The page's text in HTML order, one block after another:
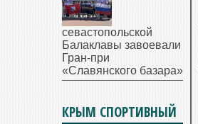
севастопольской
Балаклавы завоевали
Гран-при
«Славянского базара»
КРЫМ СПОРТИВНЫЙ